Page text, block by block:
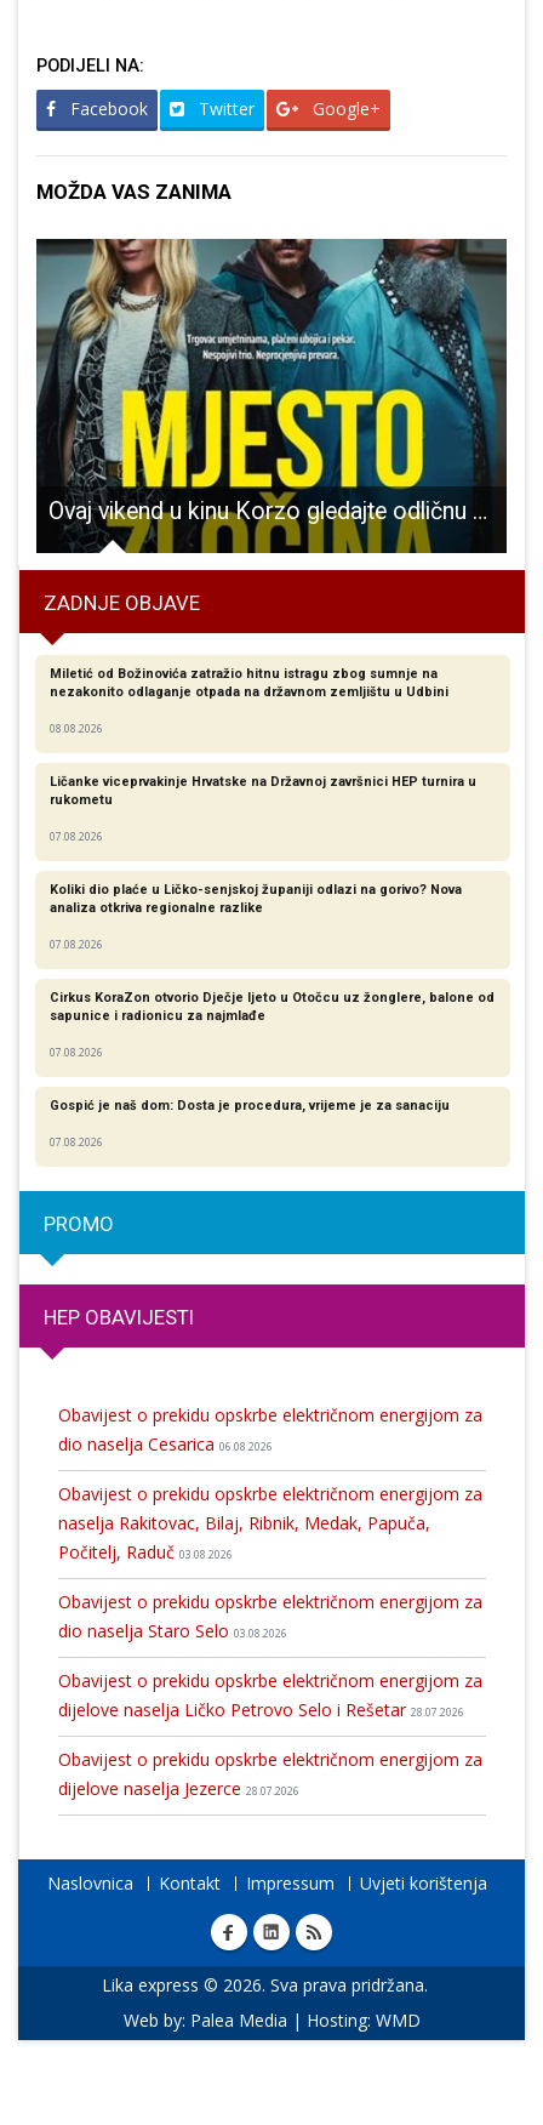
PODIJELI NA:
Facebook Twitter Google+
MOŽDA VAS ZANIMA
Ovaj vikend u kinu Korzo gledajte odličnu akcijsku komediju Mjesto zločina
ZADNJE OBJAVE
Miletić od Božinovića zatražio hitnu istragu zbog sumnje na
nezakonito odlaganje otpada na državnom zemljištu u Udbini
08.08.2026
Ličanke viceprvakinje Hrvatske na Državnoj završnici HEP turnira u
rukometu
07.08.2026
Koliki dio plaće u Ličko-senjskoj županiji odlazi na gorivo? Nova
analiza otkriva regionalne razlike​
07.08.2026
Cirkus KoraZon otvorio Dječje ljeto u Otočcu uz žonglere, balone od
sapunice i radionicu za najmlađe
07.08.2026
Gospić je naš dom: Dosta je procedura, vrijeme je za sanaciju
07.08.2026
PROMO
HEP OBAVIJESTI
Obavijest o prekidu opskrbe električnom energijom za
dio naselja Cesarica 06.08.2026
Obavijest o prekidu opskrbe električnom energijom za
naselja Rakitovac, Bilaj, Ribnik, Medak, Papuča,
Počitelj, Raduč 03.08.2026
Obavijest o prekidu opskrbe električnom energijom za
dio naselja Staro Selo 03.08.2026
Obavijest o prekidu opskrbe električnom energijom za
dijelove naselja Ličko Petrovo Selo i Rešetar 28.07.2026
Obavijest o prekidu opskrbe električnom energijom za
dijelove naselja Jezerce 28.07.2026
Naslovnica Kontakt Impressum Uvjeti korištenja
Lika express © 2026. Sva prava pridržana.
Web by: Palea Media | Hosting: WMD